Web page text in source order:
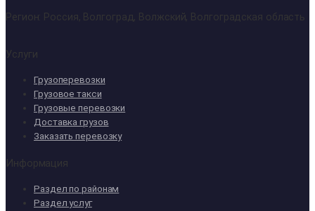
Регион: Россия, Волгоград, Волжский, Волгоградская область
Услуги
Грузоперевозки
Грузовое такси
Грузовые перевозки
Доставка грузов
Заказать перевозку
Информация
Раздел по районам
Раздел услуг